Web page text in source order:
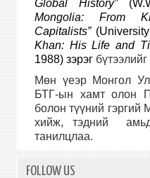
Global History”
Mongolia: From
Capitalists”
Khan: His Life and
1988) зэрэг
Мөн үеэр Монгол
БТГ-ын хамт олон
болон түүний гэргий
хийж, тэдний
танилцлаа.
FOLLOW US